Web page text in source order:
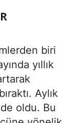
biri
yıllık
Aylık
oldu. Bu